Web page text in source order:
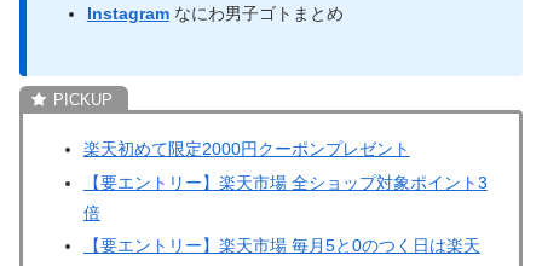
Instagramなにわ男子ゴトまとめ
楽天初めて限定2000円クーポンプレゼント
【要エントリー】楽天市場 全ショップ対象ポイント3
倍
【要エントリー】楽天市場 毎月5と0のつく日は楽天